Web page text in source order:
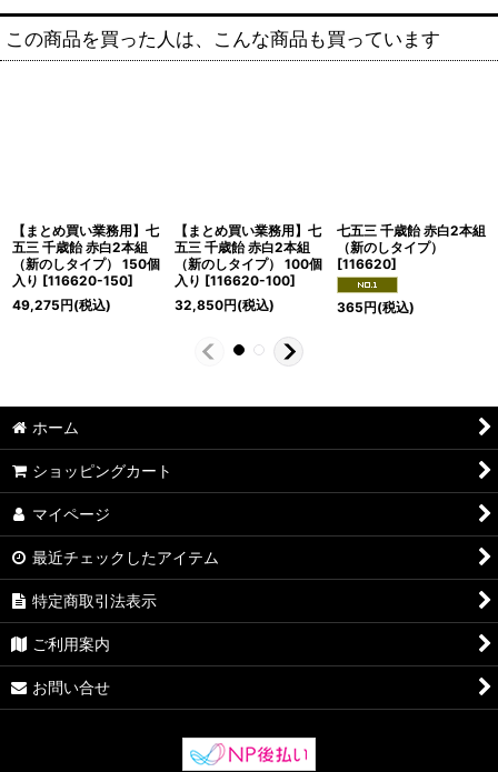
この商品を買った人は、こんな商品も買っています
【まとめ買い業務用】七
五三 千歳飴 赤白2本組
（新のしタイプ） 150個
入り [116620-150]
49,275円(税込)
【まとめ買い業務用】七
五三 千歳飴 赤白2本組
（新のしタイプ） 100個
入り [116620-100]
32,850円(税込)
七五三 千歳飴 赤白2本組
（新のしタイプ）
[116620]
365円(税込)
ホーム
ショッピングカート
マイページ
最近チェックしたアイテム
特定商取引法表示
ご利用案内
お問い合せ